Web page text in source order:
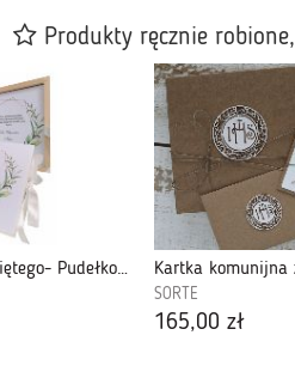
Produkty ręcznie
Pamiątka Chrztu Świętego- Pudełko na pieniądze - PK04
SORTE
165,00 zł